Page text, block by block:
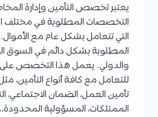
يعتبر تخصص التأمين وإدارة
التخصصات المطلوبة في مختلف
التي تتعامل بشكل عام مع
المطلوبة بشكل دائم في السوق
والدولي. يعمل هذا التخصص على
للتعامل مع كافة أنواع التأمين،
تأمين العمل، الضمان الاجتماعي،
الممتلكات، المسؤولية